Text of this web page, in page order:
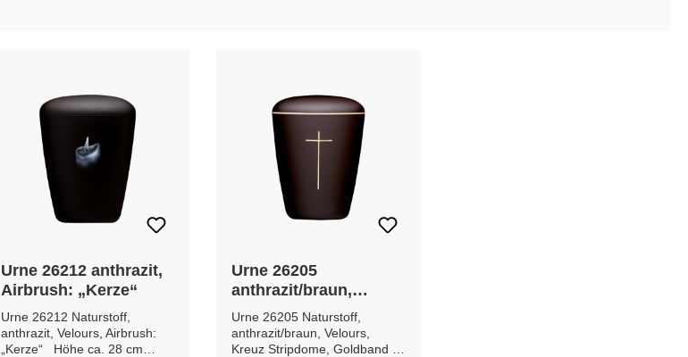
Urne 26212 anthrazit,
Airbrush: „Kerze“
Urne 26212 Naturstoff,
anthrazit, Velours, Airbrush:
„Kerze“ Höhe ca. 28 cm
Urne 26205
anthrazit/braun,
Kreuz, Goldband
Urne 26205 Naturstoff,
anthrazit/braun, Velours,
Kreuz Stripdome, Goldband